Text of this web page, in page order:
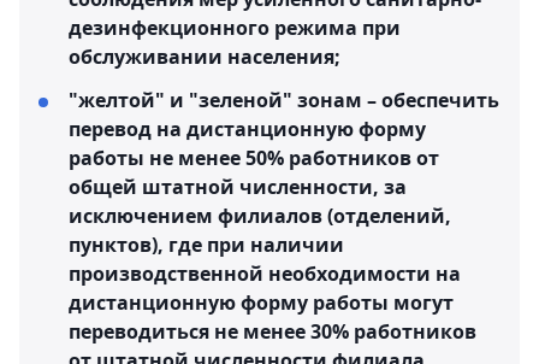
дезинфекционного режима при
обслуживании населения;
"желтой" и "зеленой" зонам – обеспечить
перевод на дистанционную форму
работы не менее 50% работников от
общей штатной численности, за
исключением филиалов (отделений,
пунктов), где при наличии
производственной необходимости на
дистанционную форму работы могут
переводиться не менее 30% работников